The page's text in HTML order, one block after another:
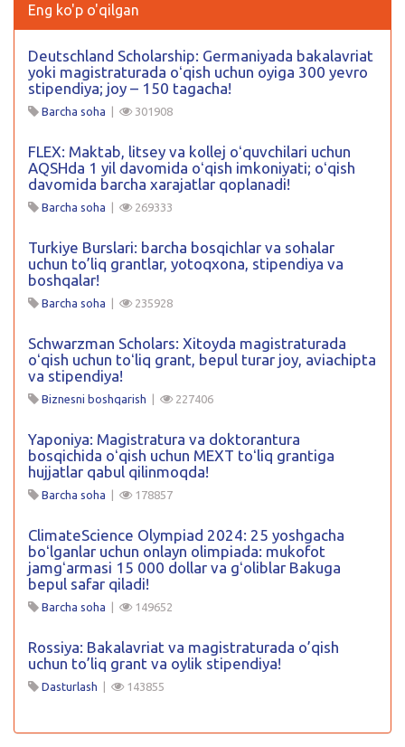
Eng ko'p o'qilgan
Deutschland Scholarship: Germaniyada bakalavriat
yoki magistraturada oʻqish uchun oyiga 300 yevro
stipendiya; joy – 150 tagacha!
Barcha soha | 301908
FLEX: Maktab, litsey va kollej oʻquvchilari uchun
AQSHda 1 yil davomida oʻqish imkoniyati; oʻqish
davomida barcha xarajatlar qoplanadi!
Barcha soha | 269333
Turkiye Burslari: barcha bosqichlar va sohalar
uchun to’liq grantlar, yotoqxona, stipendiya va
boshqalar!
Barcha soha | 235928
Schwarzman Scholars: Xitoyda magistraturada
oʻqish uchun toʻliq grant, bepul turar joy, aviachipta
va stipendiya!
Biznesni boshqarish | 227406
Yaponiya: Magistratura va doktorantura
bosqichida oʻqish uchun MEXT toʻliq grantiga
hujjatlar qabul qilinmoqda!
Barcha soha | 178857
ClimateScience Olympiad 2024: 25 yoshgacha
boʻlganlar uchun onlayn olimpiada: mukofot
jamgʻarmasi 15 000 dollar va gʻoliblar Bakuga
bepul safar qiladi!
Barcha soha | 149652
Rossiya: Bakalavriat va magistraturada o’qish
uchun to’liq grant va oylik stipendiya!
Dasturlash | 143855